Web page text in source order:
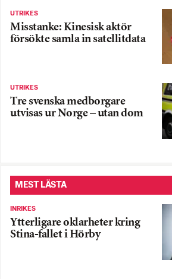
UTRIKES
Misstanke: Kinesisk aktör
försökte samla in satellitdata
UTRIKES
Tre svenska medborgare
utvisas ur Norge – utan dom
MEST LÄSTA
INRIKES
Ytterligare oklarheter kring
Stina-fallet i Hörby